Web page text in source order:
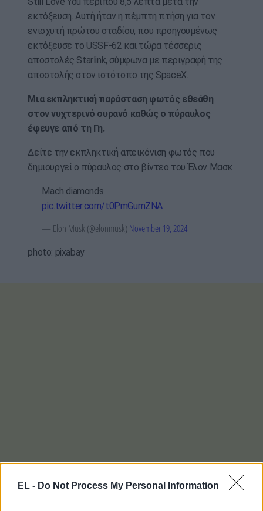
EL - Do Not Process My Personal Information
εκτόξευση. Αυτή ήταν η πέμπτη πτήση για τον
ενισχυτή πρώτου σταδίου, που προηγουμένως
εκτόξευσε το USSF-62 και τώρα τέσσερις
αποστολές Starlink, σύμφωνα με περιγραφή της
αποστολής στον ιστότοπο της SpaceX.
Μια εκπληκτική παράσταση φωτός εθεάθη
στον νυχτερινό ουρανό καθώς ο πύραυλος
έφευγε από τη Γη.
Δείτε την εκπληκτική απεικόνιση φωτός που
δημιουργεί ο πύραυλος στο βίντεο του Έλον Μασκ
Mach diamonds
pic.twitter.com/t0PmGumZNA
— Elon Musk (@elonmusk)November 19, 2024
photo: pixabay